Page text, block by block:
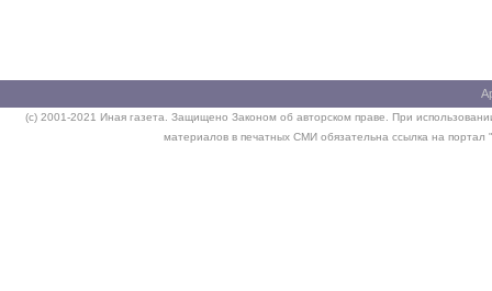
(c) 2001-2021 Иная газета. Защищено Законом об авторском праве. При
материалов в печатных СМИ обязательна ссылка на